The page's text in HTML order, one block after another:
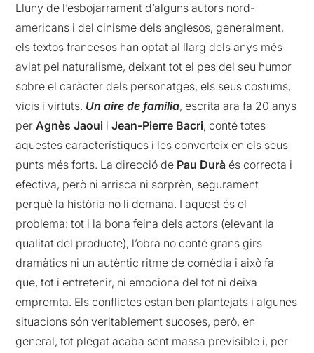
Lluny de l’esbojarrament d’alguns autors nord-
americans i del cinisme dels anglesos, generalment,
els textos francesos han optat al llarg dels anys més
aviat pel naturalisme, deixant tot el pes del seu humor
sobre el caràcter dels personatges, els seus costums,
vicis i virtuts. Un aire de família, escrita ara fa 20 anys
per Agnès Jaoui i Jean-Pierre Bacri, conté totes
aquestes característiques i les converteix en els seus
punts més forts. La direcció de Pau Durà és correcta i
efectiva, però ni arrisca ni sorprèn, segurament
perquè la història no li demana. I aquest és el
problema: tot i la bona feina dels actors (elevant la
qualitat del producte), l’obra no conté grans girs
dramàtics ni un autèntic ritme de comèdia i això fa
que, tot i entretenir, ni emociona del tot ni deixa
empremta. Els conflictes estan ben plantejats i algunes
situacions són veritablement sucoses, però, en
general, tot plegat acaba sent massa previsible i, per